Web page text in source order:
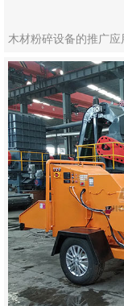
木材粉碎设备的推广